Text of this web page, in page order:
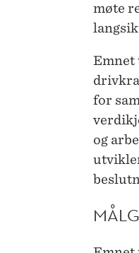
møte
Emnet
for
og